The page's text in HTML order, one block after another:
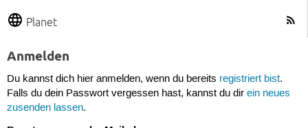
Planet
Anmelden
Du kannst dich hier anmelden, wenn du bereits registriert bist.
Falls du dein Passwort vergessen hast, kannst du dir ein neues
zusenden lassen.